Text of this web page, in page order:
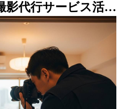
影代行サービス活用